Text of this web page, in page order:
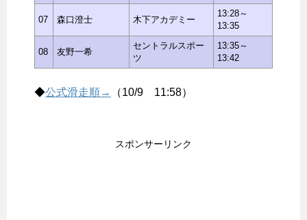
07 森口澄士 木下アカデミー
13:28～
13:35
08 友野一希
セントラルスポー
ツ
13:35～
13:42
◆公式滑走順→ （10/9 11:58）
スポンサーリンク